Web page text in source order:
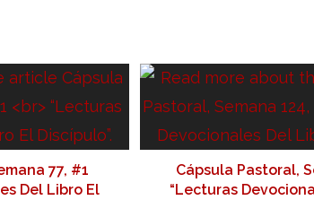
77, #1
Del Libro El
Cápsula Pastoral,
“Lecturas